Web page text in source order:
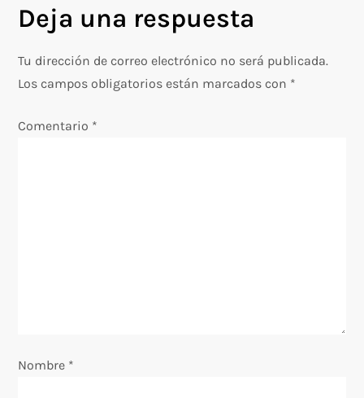
g
a
n
Deja una respuesta
Tu dirección de correo electrónico no será publicada.
Los campos obligatorios están marcados con *
Comentario *
Nombre *